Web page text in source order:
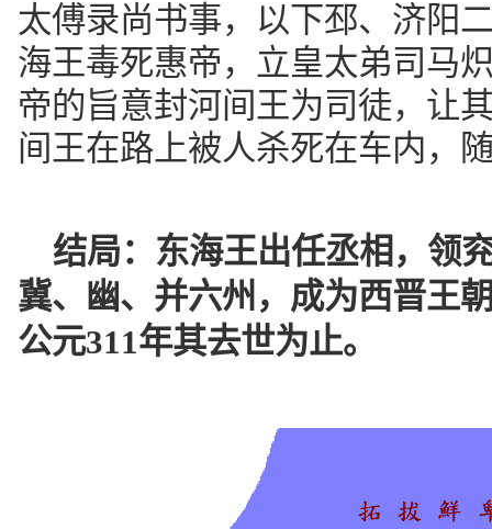
太傅录尚书事，以下邳、济阳
海王毒死惠帝，立皇太弟司马
帝的旨意封河间王为司徒，让
间王在路上被人杀死在车内，
结局： 东海王出任丞相，领
冀、幽、并六州，成为西晋王
公元311年其去世为止。